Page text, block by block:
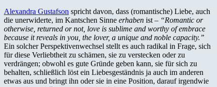
Alexandra Gustafson spricht davon, dass (romantische) Liebe, auch
die unerwiderte, im Kantschen Sinne erhaben ist – “Romantic or
otherwise, returned or not, love is sublime and worthy of embrace
because it reveals in you, the lover, a unique and noble capacity.”
Ein solcher Perspektivenwechsel stellt es auch radikal in Frage, sich
für diese Verliebtheit zu schämen, sie zu verstecken oder zu
verdrängen; obwohl es gute Gründe geben kann, sie für sich zu
behalten, schließlich löst ein Liebesgeständnis ja auch im anderen
etwas aus und bringt ihn oder sie in eine Position, darauf irgendwie